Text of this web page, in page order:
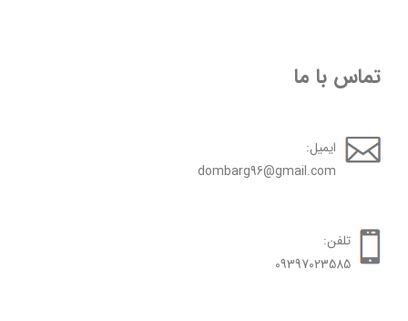
تماس با ما
ایمیل:
dombarg96@gmail.com
تلفن:
09397023585